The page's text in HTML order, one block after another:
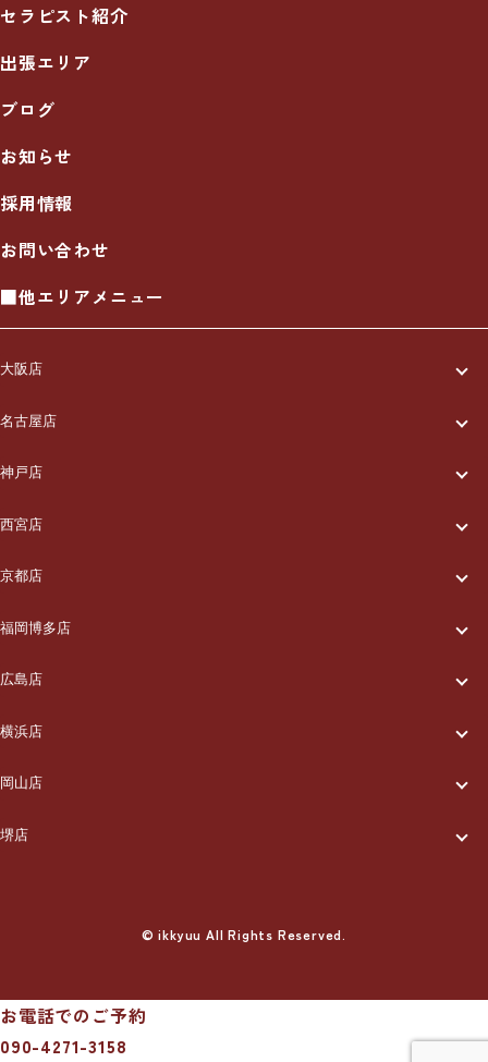
セラピスト紹介
出張エリア
ブログ
お知らせ
採用情報
お問い合わせ
■他エリアメニュー
大阪店
一休について
ご利用の流れ
メニュー/料金
出張エリア
ブログ
お知らせ
採用情報
お問い合わせ
名古屋店
一休について
ご利用の流れ
メニュー/料金
出張エリア
ブログ
お知らせ
採用情報
お問い合わせ
神戸店
一休について
ご利用の流れ
メニュー/料金
出張エリア
ブログ
お知らせ
採用情報
西宮店
一休について
ご利用の流れ
メニュー/料金
出張エリア
ブログ
お知らせ
京都店
一休について
ご利用の流れ
メニュー/料金
出張エリア
ブログ
お問い合わせ
福岡博多店
一休について
ご利用の流れ
メニュー/料金
出張エリア
採用情報
お問い合わせ
広島店
一休について
ご利用の流れ
メニュー/料金
採用情報
横浜店
一休について
ご利用の流れ
お知らせ
岡山店
一休について
ブログ
堺店
出張エリア
© ikkyuu All Rights Reserved.
お電話でのご予約
090-4271-3158